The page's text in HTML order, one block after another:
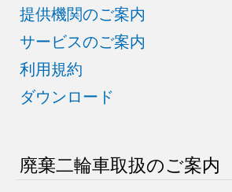
提供機関のご案内
サービスのご案内
利用規約
ダウンロード
廃棄二輪車取扱のご案内